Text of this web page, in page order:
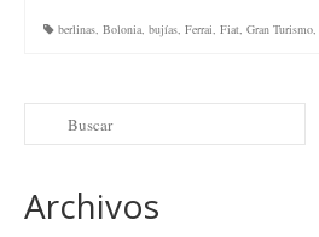
berlinas, Bolonia, bujías, Ferrai, Fiat, Gran Turismo,
Archivos